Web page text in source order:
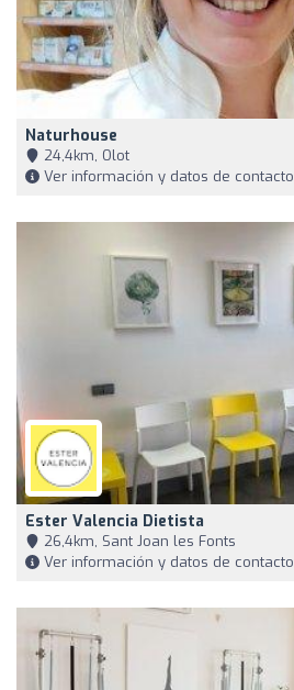
Naturhouse
24,4km, Olot
Ver información y datos de contacto
Ester Valencia Dietista
26,4km, Sant Joan les Fonts
Ver información y datos de contacto